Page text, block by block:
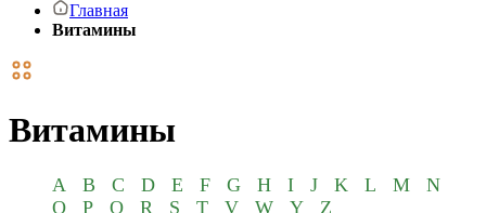
Главная
Витамины
Витамины
A B C D E F G H I J K L M
N
O
P Q R S T V W Y
Z